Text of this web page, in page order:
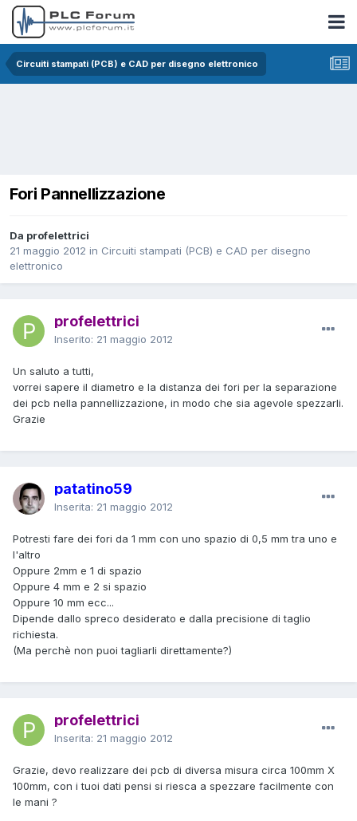
Circuiti stampati (PCB) e CAD per disegno elettronico
Fori Pannellizzazione
Da profelettrici
21 maggio 2012 in Circuiti stampati (PCB) e CAD per disegno
elettronico
profelettrici
Inserito: 21 maggio 2012
Un saluto a tutti,
vorrei sapere il diametro e la distanza dei fori per la separazione
dei pcb nella pannellizzazione, in modo che sia agevole spezzarli.
Grazie
patatino59
Inserita: 21 maggio 2012
Potresti fare dei fori da 1 mm con uno spazio di 0,5 mm tra uno e
l'altro
Oppure 2mm e 1 di spazio
Oppure 4 mm e 2 si spazio
Oppure 10 mm ecc...
Dipende dallo spreco desiderato e dalla precisione di taglio
richiesta.
(Ma perchè non puoi tagliarli direttamente?)
profelettrici
Inserita: 21 maggio 2012
Grazie, devo realizzare dei pcb di diversa misura circa 100mm X
100mm, con i tuoi dati pensi si riesca a spezzare facilmente con
le mani ?